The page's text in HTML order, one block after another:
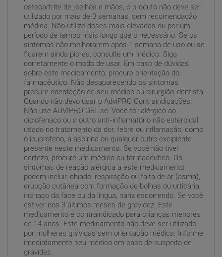
osteoartrite de joelhos e mãos, o produto não deve ser
utilizado por mais de 3 semanas, sem recomendação
médica. Não utilize doses mais elevadas ou por um
período de tempo mais longo que o necessário. Se os
sintomas não melhorarem após 1 semana de uso ou se
ficarem ainda piores, consulte um médico. Siga
corretamente o modo de usar. Em caso de dúvidas
sobre este medicamento, procure orientação do
farmacêutico. Não desaparecendo os sintomas,
procure orientação de seu médico ou cirurgião-dentista.
Quando não devo usar o AdviPRO Contraindicações:
Não use ADVIPRO GEL se: Você for alérgico ao
diclofenaco ou a outro anti-inflamatório não esteroidal
usado no tratamento da dor, febre ou inflamação, como
o ibuprofeno, a aspirina ou qualquer outro excipiente
presente neste medicamento. Se você não tiver
certeza, procure um médico ou farmacêutico. Os
sintomas de reação alérgica a este medicamento
podem incluir: chiado, respiração ou falta de ar (asma),
erupção cutânea com formação de bolhas ou urticária,
inchaço da face ou da língua, nariz escorrendo. Se você
estiver nos 3 últimos meses de gravidez. Este
medicamento é contraindicado para crianças menores
de 14 anos. Este medicamento não deve ser utilizado
por mulheres grávidas sem orientação médica. Informe
imediatamente seu médico em caso de suspeita de
gravidez.